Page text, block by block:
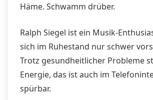
Häme. Schwamm drüber.
Ralph Siegel ist ein Musik-
sich im Ruhestand nur schwer
Trotz gesundheitlicher Probleme
Energie, das ist auch im
spürbar.